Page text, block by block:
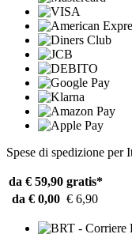
Spese di spedizione per
da € 59,90 gratis*
da € 0,00 € 6,90